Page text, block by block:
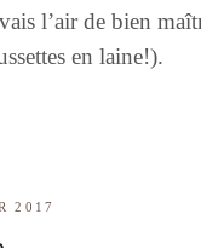
l’air de bien
en laine!).
2017